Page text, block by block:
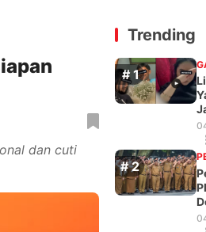
dan cuti
Trending